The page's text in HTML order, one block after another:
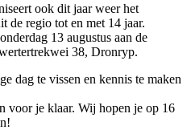
ook dit jaar weer het
de regio tot en met 14 jaar.
13 augustus aan de
38, Dronryp.
dag te vissen en kennis te maken
voor je klaar. Wij hopen je op 16